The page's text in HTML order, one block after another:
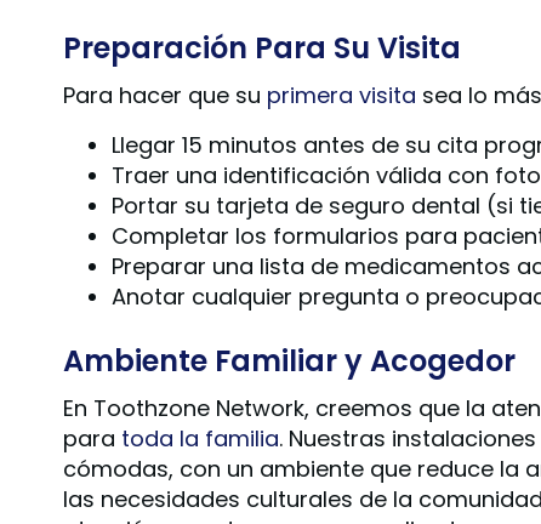
Preparación Para Su Visita
Para hacer que su primera visita sea lo
Llegar 15 minutos antes de su cita
Traer una identificación válida con foto
Portar su tarjeta de seguro dental (si
Completar los formularios para
Preparar una lista de medicamentos
Anotar cualquier pregunta o
Ambiente Familiar y Acogedor
En Toothzone Network, creemos que la
para toda la familia. Nuestras
cómodas, con un ambiente que reduce la
las necesidades culturales de la